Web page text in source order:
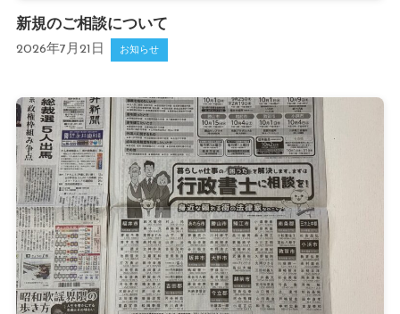
新規のご相談について
2026年7月21日 お知らせ